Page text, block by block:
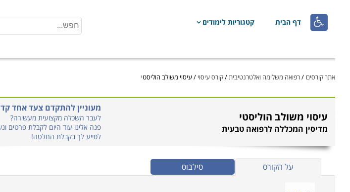
 דף הבית קטגוריות לימודים
אתר קורסים /רפואה משלימה ואלטרנטיבית/קורס עיסוי /עיסוי משולב הוליסטי
עיסוי משולב הוליסטי
מדיסין המכללה לרפואה טבעית
מעוניין להתקדם צעד אחד
לעבר השכלה מקצועית מעשירה?
פנה אלינו עוד היום לקבלת פרטים
לסייע לך בקבלת החלטה!
על הקורס סילבוס